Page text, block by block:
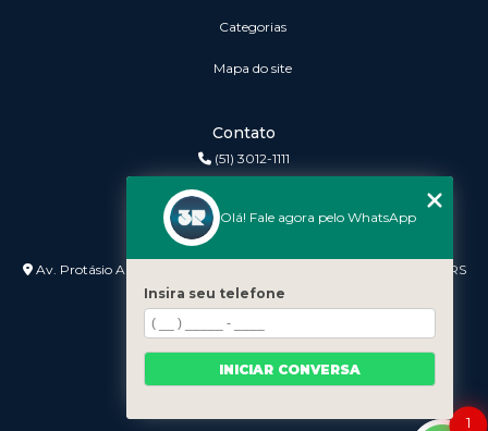
Categorias
Mapa do site
Contato
(51) 3012-1111
Endereço
Av. Protásio Alves nº 3240 Lojas 7 e 8 - Petrópolis - Porto Alegre - RS
- 90410-007
1
Olá! Fale agora pelo WhatsApp
Insira seu telefone
INICIAR CONVERSA